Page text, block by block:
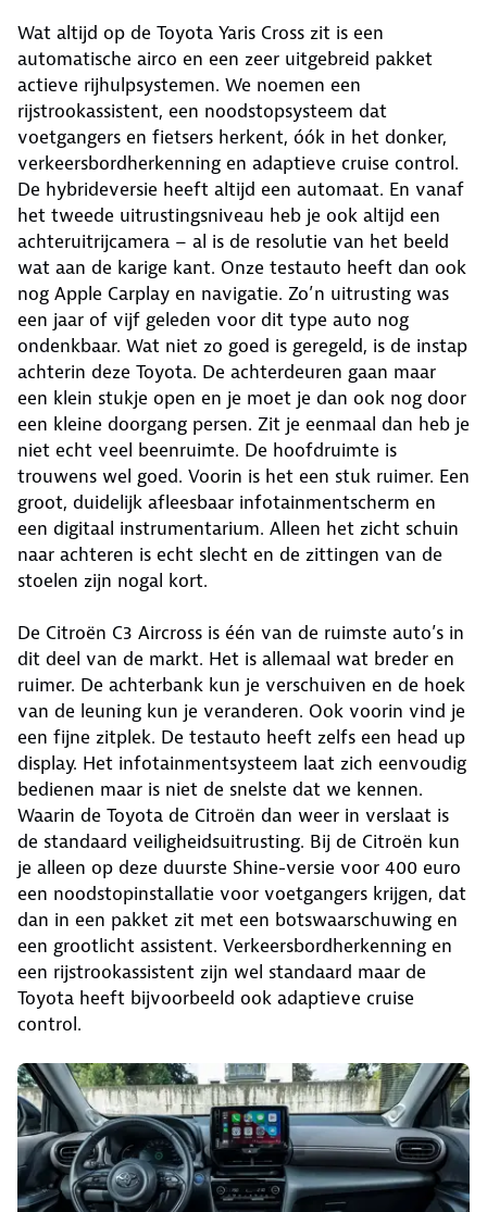
Wat altijd op de Toyota Yaris Cross zit is een
automatische airco en een zeer uitgebreid pakket
actieve rijhulpsystemen. We noemen een
rijstrookassistent, een noodstopsysteem dat
voetgangers en fietsers herkent, óók in het donker,
verkeersbordherkenning en adaptieve cruise control.
De hybrideversie heeft altijd een automaat. En vanaf
het tweede uitrustingsniveau heb je ook altijd een
achteruitrijcamera – al is de resolutie van het beeld
wat aan de karige kant. Onze testauto heeft dan ook
nog Apple Carplay en navigatie. Zo’n uitrusting was
een jaar of vijf geleden voor dit type auto nog
ondenkbaar. Wat niet zo goed is geregeld, is de instap
achterin deze Toyota. De achterdeuren gaan maar
een klein stukje open en je moet je dan ook nog door
een kleine doorgang persen. Zit je eenmaal dan heb je
niet echt veel beenruimte. De hoofdruimte is
trouwens wel goed. Voorin is het een stuk ruimer. Een
groot, duidelijk afleesbaar infotainmentscherm en
een digitaal instrumentarium. Alleen het zicht schuin
naar achteren is echt slecht en de zittingen van de
stoelen zijn nogal kort.
De Citroën C3 Aircross is één van de ruimste auto’s in
dit deel van de markt. Het is allemaal wat breder en
ruimer. De achterbank kun je verschuiven en de hoek
van de leuning kun je veranderen. Ook voorin vind je
een fijne zitplek. De testauto heeft zelfs een head up
display. Het infotainmentsysteem laat zich eenvoudig
bedienen maar is niet de snelste dat we kennen.
Waarin de Toyota de Citroën dan weer in verslaat is
de standaard veiligheidsuitrusting. Bij de Citroën kun
je alleen op deze duurste Shine-versie voor 400 euro
een noodstopinstallatie voor voetgangers krijgen, dat
dan in een pakket zit met een botswaarschuwing en
een grootlicht assistent. Verkeersbordherkenning en
een rijstrookassistent zijn wel standaard maar de
Toyota heeft bijvoorbeeld ook adaptieve cruise
control.